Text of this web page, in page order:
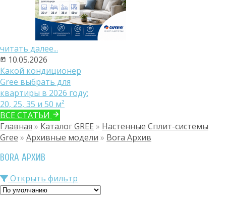
читать далее...
10.05.2026
Какой кондиционер
Gree выбрать для
квартиры в 2026 году:
20, 25, 35 и 50 м²
ВСЕ СТАТЬИ
Главная » Каталог GREE » Настенные Сплит-системы
Gree » Архивные модели » Bora Архив
BORA АРХИВ
Открыть фильтр